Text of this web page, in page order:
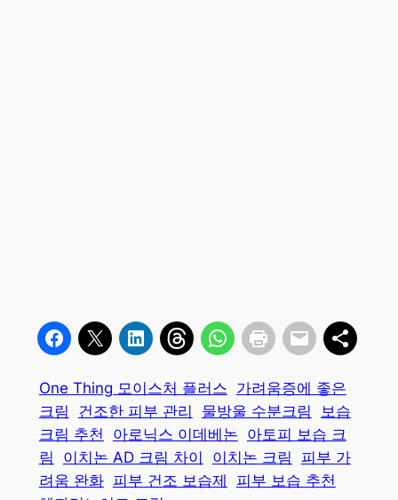
One Thing 모이스처 플러스 가려움증에 좋은
크림
건조한 피부 관리 물방울 수분크림
보습
크림 추천
아로닉스 이데베논 아토피 보습 크
림
이치논 AD 크림 차이 이치논 크림
피부 가
려움 완화 피부 건조 보습제
피부 보습 추천